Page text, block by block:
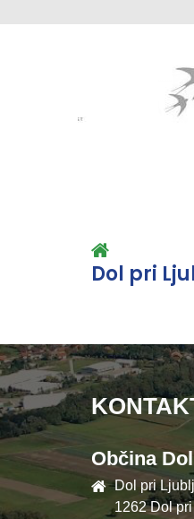
Dol pri
Občina
Dol pri
1262 Dol